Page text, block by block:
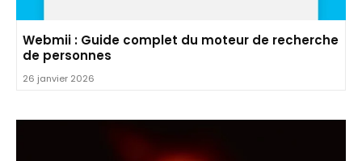
Webmii : Guide complet du moteur de recherche
de personnes
26 janvier 2026